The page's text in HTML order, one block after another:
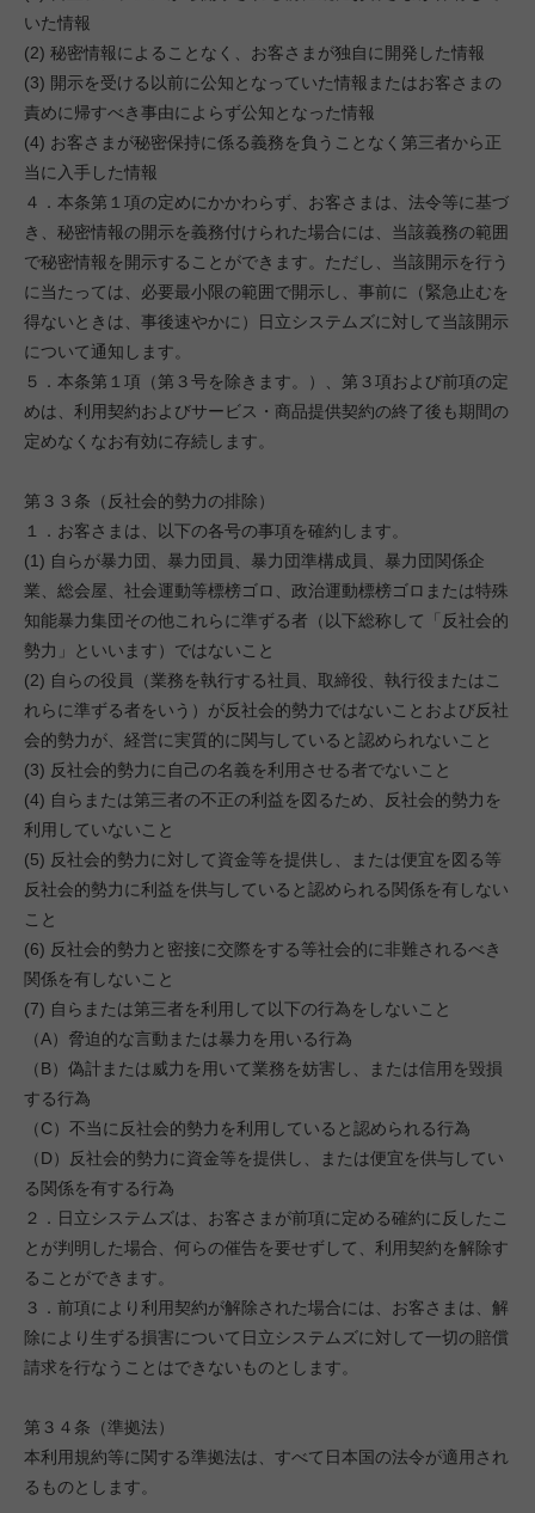
いた情報
(2) 秘密情報によることなく、お客さまが独自に開発した情報
(3) 開示を受ける以前に公知となっていた情報またはお客さまの
責めに帰すべき事由によらず公知となった情報
(4) お客さまが秘密保持に係る義務を負うことなく第三者から正
当に入手した情報
４．本条第１項の定めにかかわらず、お客さまは、法令等に基づ
き、秘密情報の開示を義務付けられた場合には、当該義務の範囲
で秘密情報を開示することができます。ただし、当該開示を行う
に当たっては、必要最小限の範囲で開示し、事前に（緊急止むを
得ないときは、事後速やかに）日立システムズに対して当該開示
について通知します。
５．本条第１項（第３号を除きます。）、第３項および前項の定
めは、利用契約およびサービス・商品提供契約の終了後も期間の
定めなくなお有効に存続します。
第３３条（反社会的勢力の排除）
１．お客さまは、以下の各号の事項を確約します。
(1) 自らが暴力団、暴力団員、暴力団準構成員、暴力団関係企
業、総会屋、社会運動等標榜ゴロ、政治運動標榜ゴロまたは特殊
知能暴力集団その他これらに準ずる者（以下総称して「反社会的
勢力」といいます）ではないこと
(2) 自らの役員（業務を執行する社員、取締役、執行役またはこ
れらに準ずる者をいう）が反社会的勢力ではないことおよび反社
会的勢力が、経営に実質的に関与していると認められないこと
(3) 反社会的勢力に自己の名義を利用させる者でないこと
(4) 自らまたは第三者の不正の利益を図るため、反社会的勢力を
利用していないこと
(5) 反社会的勢力に対して資金等を提供し、または便宜を図る等
反社会的勢力に利益を供与していると認められる関係を有しない
こと
(6) 反社会的勢力と密接に交際をする等社会的に非難されるべき
関係を有しないこと
(7) 自らまたは第三者を利用して以下の行為をしないこと
（A）脅迫的な言動または暴力を用いる行為
（B）偽計または威力を用いて業務を妨害し、または信用を毀損
する行為
（C）不当に反社会的勢力を利用していると認められる行為
（D）反社会的勢力に資金等を提供し、または便宜を供与してい
る関係を有する行為
２．日立システムズは、お客さまが前項に定める確約に反したこ
とが判明した場合、何らの催告を要せずして、利用契約を解除す
ることができます。
３．前項により利用契約が解除された場合には、お客さまは、解
除により生ずる損害について日立システムズに対して一切の賠償
請求を行なうことはできないものとします。
第３４条（準拠法）
本利用規約等に関する準拠法は、すべて日本国の法令が適用され
るものとします。